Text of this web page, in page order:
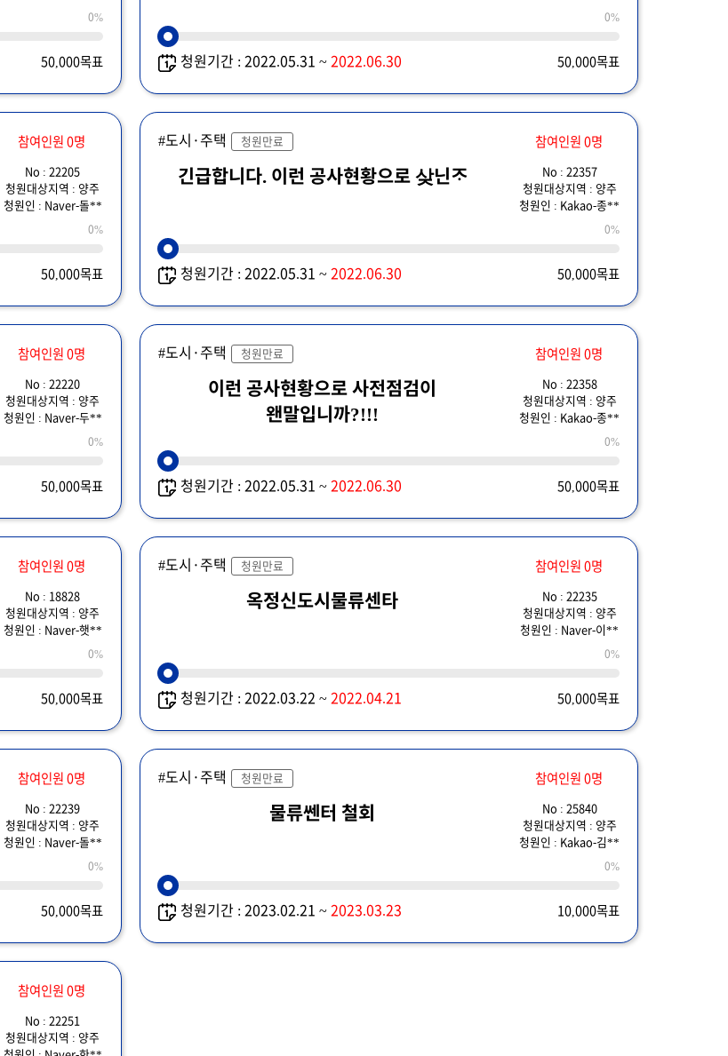
0%
50,000목표
0%
청원기간 : 2022.05.31 ~ 2022.06.30 50,000목표
참여인원 0명
No : 22205
청원대상지역 : 양주
청원인 : Naver-돌**
0%
50,000목표
#도시·주택 청원만료 참여인원 0명
긴급합니다. 이런 공사현황으로 샂닌ᄌᆞ
No : 22357
청원대상지역 : 양주
청원인 : Kakao-종**
0%
청원기간 : 2022.05.31 ~ 2022.06.30 50,000목표
참여인원 0명
No : 22220
청원대상지역 : 양주
청원인 : Naver-두**
0%
50,000목표
#도시·주택 청원만료 참여인원 0명
이런 공사현황으로 사전점검이
왠말입니까?!!!
No : 22358
청원대상지역 : 양주
청원인 : Kakao-종**
0%
청원기간 : 2022.05.31 ~ 2022.06.30 50,000목표
참여인원 0명
No : 18828
청원대상지역 : 양주
청원인 : Naver-햇**
0%
50,000목표
#도시·주택 청원만료 참여인원 0명
옥정신도시물류센타
No : 22235
청원대상지역 : 양주
청원인 : Naver-이**
0%
청원기간 : 2022.03.22 ~ 2022.04.21 50,000목표
참여인원 0명
No : 22239
청원대상지역 : 양주
청원인 : Naver-돌**
0%
50,000목표
#도시·주택 청원만료 참여인원 0명
물류쎈터 철회
No : 25840
청원대상지역 : 양주
청원인 : Kakao-김**
0%
청원기간 : 2023.02.21 ~ 2023.03.23 10,000목표
참여인원 0명
No : 22251
청원대상지역 : 양주